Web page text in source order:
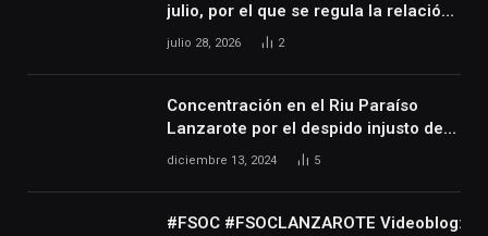
julio, por el que se regula la relación
laboral especial de las personas
en las artes escénicas, audiovisuales
y musicales, así como de las
personas que realizan actividades
el desarrollo de dicha actividad
julio 28, 2026 2
Concentración en el Riu Paraíso
Lanzarote por el despido injusto de
la trabajadora Katerine
diciembre 13, 2024 5
#FSOC #FSOCLANZAROTE Videoblog: